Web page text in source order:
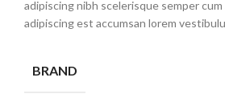
adipiscing nibh scelerisque semper
adipiscing est accumsan lorem
BRAND